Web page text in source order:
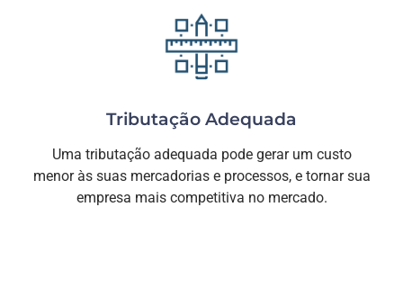
Tributação Adequada
Uma tributação adequada pode gerar um custo
menor às suas mercadorias e processos, e tornar sua
empresa mais competitiva no mercado.